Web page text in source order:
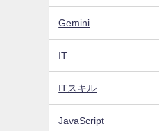
Gemini
IT
ITスキル
JavaScript